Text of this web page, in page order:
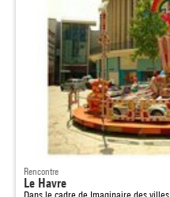
Rencontre
Le Havre